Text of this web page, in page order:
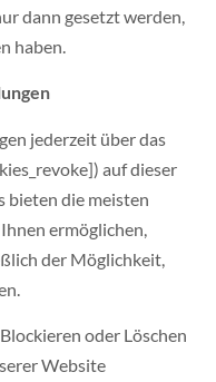
dann gesetzt werden,
haben.
jederzeit über das
auf dieser
bieten die meisten
ermöglichen,
der Möglichkeit,
oder Löschen
Website